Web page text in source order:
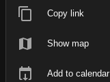
Copy link
Show map
Add to calendar